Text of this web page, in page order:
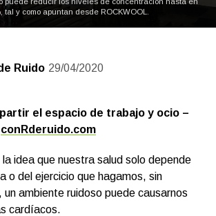
tal y como apuntan desde ROCKWOOL.
Ruido 29/04/2020
el espacio de trabajo y ocio –
conRderuido.com
la idea que nuestra salud solo depende
o del ejercicio que hagamos, sin
un ambiente ruidoso puede causarnos
cardíacos.